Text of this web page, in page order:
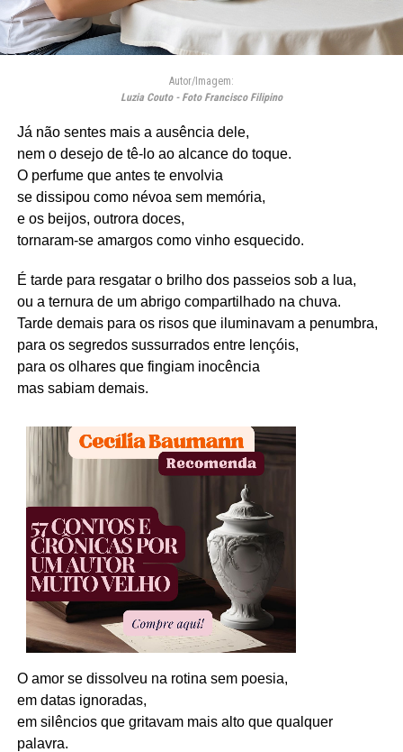
Autor/Imagem:
Luzia Couto - Foto Francisco Filipino
Já não sentes mais a ausência dele,
nem o desejo de tê-lo ao alcance do toque.
O perfume que antes te envolvia
se dissipou como névoa sem memória,
e os beijos, outrora doces,
tornaram-se amargos como vinho esquecido.
É tarde para resgatar o brilho dos passeios sob a lua,
ou a ternura de um abrigo compartilhado na chuva.
Tarde demais para os risos que iluminavam a penumbra,
para os segredos sussurrados entre lençóis,
para os olhares que fingiam inocência
mas sabiam demais.
O amor se dissolveu na rotina sem poesia,
em datas ignoradas,
em silêncios que gritavam mais alto que qualquer
palavra.